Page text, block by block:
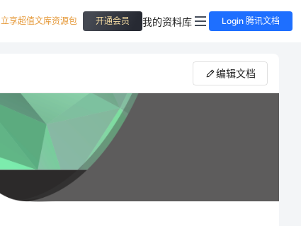
立享超值文库资源包 开通会员 我的资料库 Login 腾讯文档
编辑文档